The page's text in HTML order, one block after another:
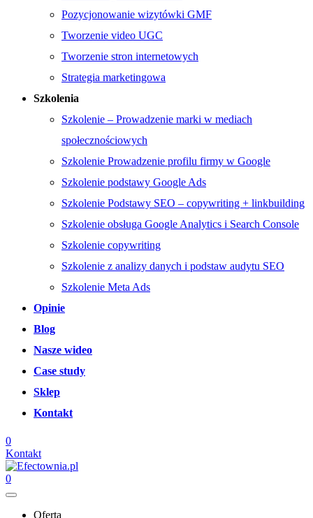
Pozycjonowanie wizytówki GMF
Tworzenie video UGC
Tworzenie stron internetowych
Strategia marketingowa
Szkolenia
Szkolenie – Prowadzenie marki w mediach
społecznościowych
Szkolenie Prowadzenie profilu firmy w Google
Szkolenie podstawy Google Ads
Szkolenie Podstawy SEO – copywriting + linkbuilding
Szkolenie obsługa Google Analytics i Search Console
Szkolenie copywriting
Szkolenie z analizy danych i podstaw audytu SEO
Szkolenie Meta Ads
Opinie
Blog
Nasze wideo
Case study
Sklep
Kontakt
0
Kontakt
0
Oferta